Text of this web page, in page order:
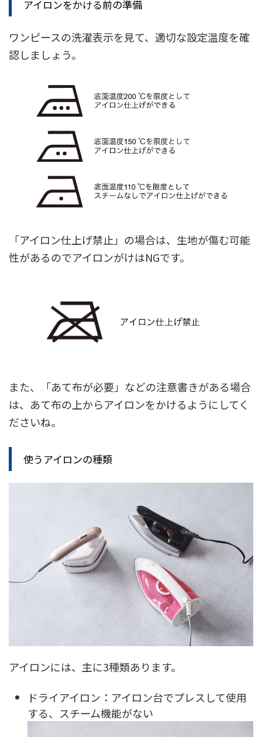
アイロンをかける前の準備
ワンピースの洗濯表示を見て、適切な設定温度を確
認しましょう。
「アイロン仕上げ禁止」の場合は、生地が傷む可能
性があるのでアイロンがけはNGです。
また、「あて布が必要」などの注意書きがある場合
は、あて布の上からアイロンをかけるようにしてく
ださいね。
使うアイロンの種類
アイロンには、主に3種類あります。
ドライアイロン：アイロン台でプレスして使用
する、スチーム機能がない